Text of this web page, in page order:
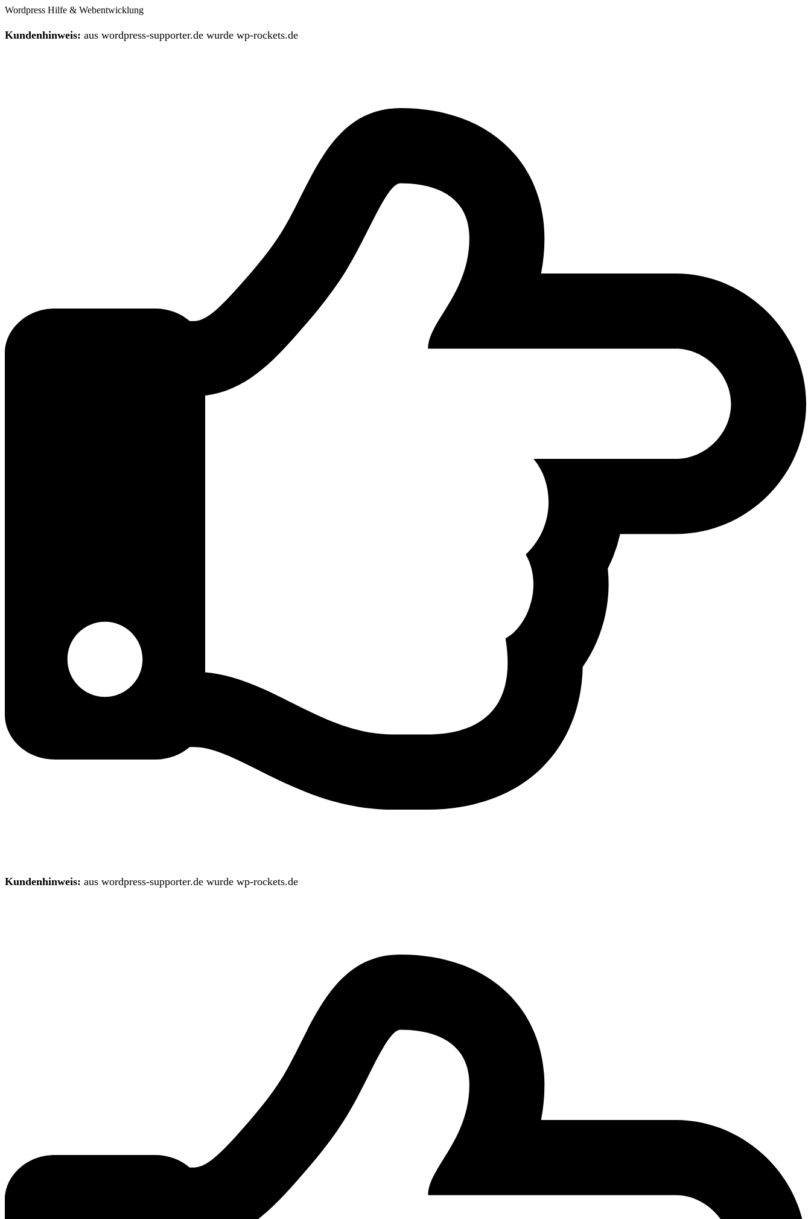
Wordpress Hilfe & Webentwicklung
Kundenhinweis: aus wordpress-supporter.de wurde wp-rockets.de
Kundenhinweis: aus wordpress-supporter.de wurde wp-rockets.de